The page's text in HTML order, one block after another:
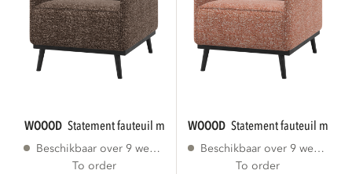
WOOOD statement fauteuil met arm bruin...
Beschikbaar over 9 weken
To order
WOOOD statement fauteuil met
Beschikbaar over 9 weken
To order